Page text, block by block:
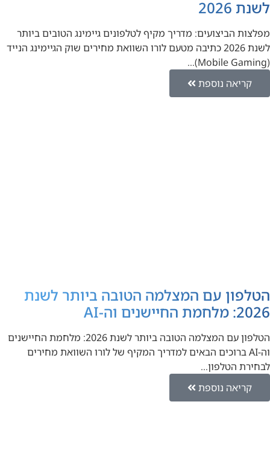
לשנת 2026
מפלצות הביצועים: מדריך מקיף לטלפונים גיימינג הטובים ביותר
לשנת 2026 כתיבה מטעם לורו השוואת מחירים שוק הגיימינג הנייד
(Mobile Gaming)…
קריאה נוספת
הטלפון עם המצלמה הטובה ביותר לשנת
2026: מלחמת החיישנים וה-AI
הטלפון עם המצלמה הטובה ביותר לשנת 2026: מלחמת החיישנים
וה-AI ברוכים הבאים למדריך המקיף של לורו השוואת מחירים
לבחירת הטלפון…
קריאה נוספת